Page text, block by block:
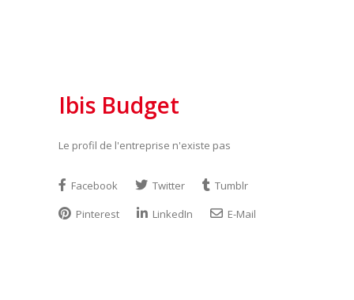
Ibis Budget
Le profil de l'entreprise n'existe pas
Facebook Twitter
Tumblr
Pinterest
LinkedIn E-Mail